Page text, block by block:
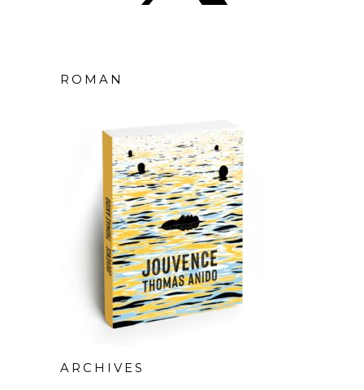
ROMAN
ARCHIVES